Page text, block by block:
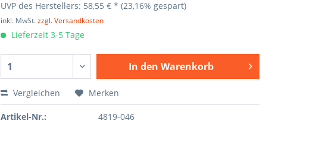
UVP des Herstellers: 58,55 € *(23,16% gespart)
inkl. MwSt.zzgl. Versandkosten
Lieferzeit 3-5 Tage
In den Warenkorb
Vergleichen Merken
Artikel-Nr.: 4819-046